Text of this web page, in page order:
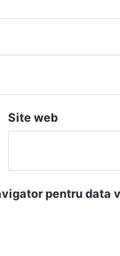
Site web
pentru data